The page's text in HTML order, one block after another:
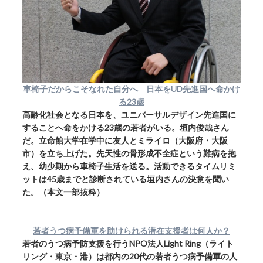
車椅子だからこそなれた自分へ 日本をUD先進国へ命かけ
る23歳
高齢化社会となる日本を、ユニバーサルデザイン先進国に
することへ命をかける23歳の若者がいる。垣内俊哉さん
だ。立命館大学在学中に友人とミライロ（大阪府・大阪
市）を立ち上げた。先天性の骨形成不全症という難病を抱
え、幼少期から車椅子生活を送る。活動できるタイムリミ
ットは45歳までと診断されている垣内さんの決意を聞い
た。（本文一部抜粋）
若者うつ病予備軍を助けられる潜在支援者は何人か？
若者のうつ病予防支援を行うNPO法人Light Ring（ライト
リング・東京・港）は都内の20代の若者うつ病予備軍の人